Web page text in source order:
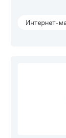
Интернет-